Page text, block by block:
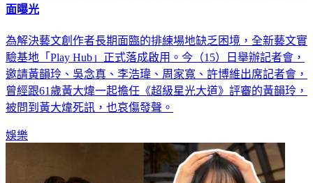
面曝光
為解決藝文創作者長期面臨的排練場地缺乏困境，全新藝文實
驗基地「Play Hub」正式落成啟用。今（15）日舉辦記者會，
邀請黃韻玲、吳念真、李浩瑋、周家寬、許博維出席記者會，
曾經跟61歲黃大煒一起擔任《超級星光大道》評審的黃韻玲，
被問到黃大煒死訊，也哀傷發聲。
娛樂